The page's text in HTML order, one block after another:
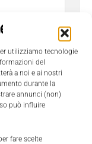
utilizziamo tecnologie
del
a noi e ai nostri
durante la
annunci (non)
può influire
fare scelte
Privacye
da parte di